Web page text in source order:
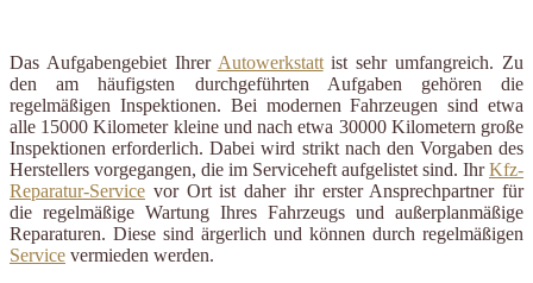
Das Aufgabengebiet Ihrer Autowerkstattist sehr umfangreich. Zu
den am häufigsten durchgeführten Aufgaben gehören die
regelmäßigen Inspektionen. Bei modernen Fahrzeugen sind etwa
alle 15000 Kilometer kleine und nach etwa 30000 Kilometern große
Inspektionen erforderlich. Dabei wird strikt nach den Vorgaben des
Herstellers vorgegangen, die im Serviceheft aufgelistet sind. IhrKfz-
Reparatur-Service vor Ort ist daher ihr erster Ansprechpartner für
die regelmäßige Wartung Ihres Fahrzeugs und außerplanmäßige
Reparaturen. Diese sind ärgerlich und können durch regelmäßigen
Service vermieden werden.